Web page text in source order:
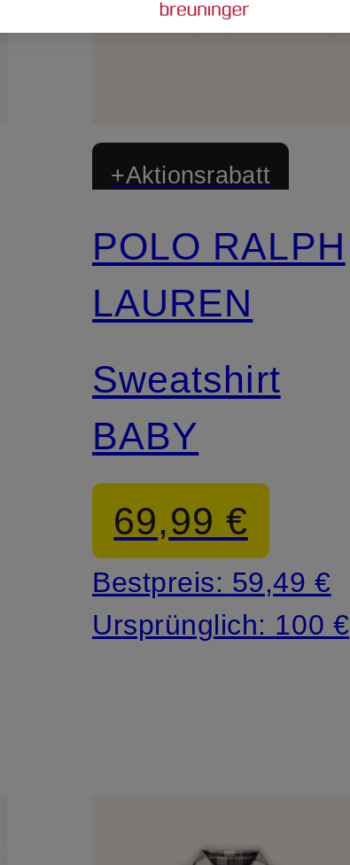
+Aktionsrabatt
POLO RALPH
LAUREN
Sweatshirt
BABY
69,99 €
Bestpreis: 59,49 €
Ursprünglich: 100 €